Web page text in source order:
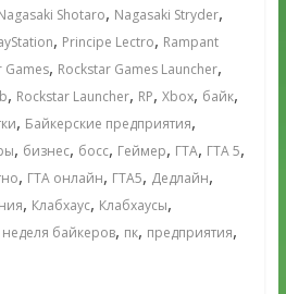
Shotaro, Nagasaki Stryder,
, Principe Lectro, Rampant
Games, Rockstar Games Launcher,
, Rockstar Launcher, RP, Xbox, байк,
, Байкерские предприятия,
, бизнес, босс, Геймер, ГТА, ГТА 5,
, ГТА онлайн, ГТА5, Дедлайн,
, Клабхаус, Клабхаусы,
неделя байкеров, пк, предприятия,